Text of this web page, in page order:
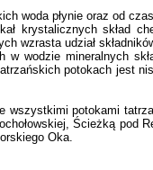
woda płynie oraz od
krystalicznych skład
wzrasta udział
wodzie mineralnych
potokach jest
potokami
Ścieżką pod
Oka.